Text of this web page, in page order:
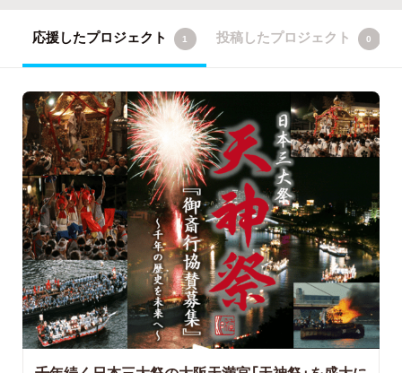
応援したプロジェクト 1 投稿したプロジェクト 0